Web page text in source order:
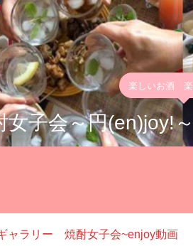
楽しいお酒
女子会～円
ャラリー 焼酎女子会~enjoy動画